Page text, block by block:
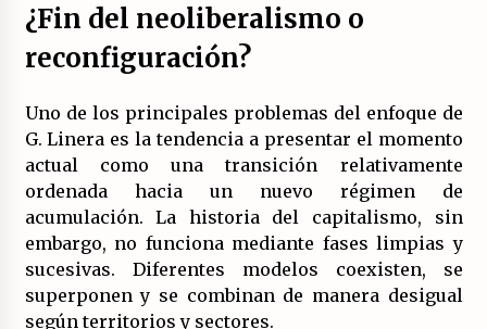
¿Fin del neoliberalismo o
reconfiguración?
Uno de los principales problemas del enfoque de
G. Linera es la tendencia a presentar el momento
actual como una transición relativamente
ordenada hacia un nuevo régimen de
acumulación. La historia del capitalismo, sin
embargo, no funciona mediante fases limpias y
sucesivas. Diferentes modelos coexisten, se
superponen y se combinan de manera desigual
según territorios y sectores.